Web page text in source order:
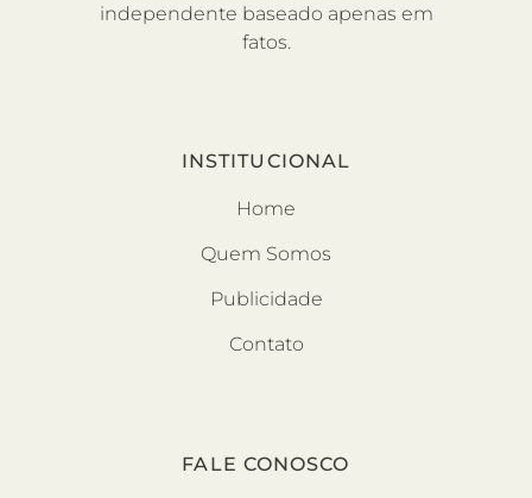
independente baseado apenas em
fatos.
INSTITUCIONAL
Home
Quem Somos
Publicidade
Contato
FALE CONOSCO